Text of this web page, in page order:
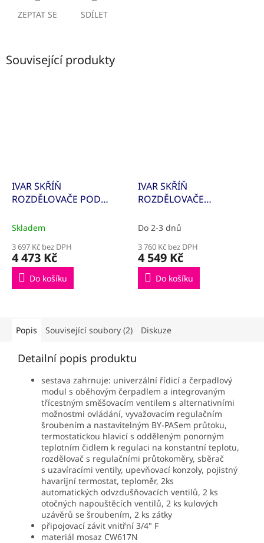
ZEPTAT SE SDÍLET
Související produkty
IVAR SKŘÍŇ
ROZDĚLOVAČE POD
Skladem
3 697 Kč bez DPH
4 473 Kč
Do košíku
IVAR SKŘÍŇ
ROZDĚLOVAČE
I001050
Do 2-3 dnů
3 760 Kč bez DPH
4 549 Kč
Do košíku
Popis Související soubory (2) Diskuze
Detailní popis produktu
sestava zahrnuje: univerzální řídicí a čerpadlový
modul s oběhovým čerpadlem a integrovaným
třícestným směšovacím ventilem s alternativními
možnostmi ovládání, vyvažovacím regulačním
šroubením a nastavitelným BY-PASem průtoku,
termostatickou hlavicí s odděleným ponorným
teplotním čidlem k regulaci na konstantní teplotu,
rozdělovač s regulačními průtokoměry, sběrač
s uzavíracími ventily, upevňovací konzoly, pojistný
havarijní termostat, teploměr, 2ks
automatických odvzdušňovacích ventilů, 2 ks
otočných napouštěcích ventilů, 2 ks kulových
uzávěrů se šroubením, 2 ks zátky
připojovací závit vnitřní 3/4" F
materiál mosaz CW617N